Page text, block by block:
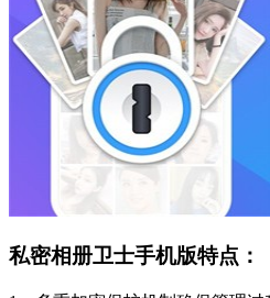
私密相册卫士手机版特点：